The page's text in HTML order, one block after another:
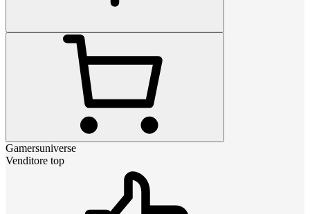
Gamersuniverse
Venditore top